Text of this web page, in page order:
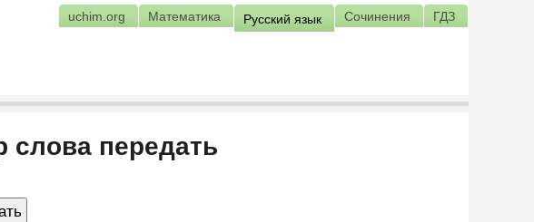
uchim.org Математика Русский язык Сочинения ГДЗ
слова передать